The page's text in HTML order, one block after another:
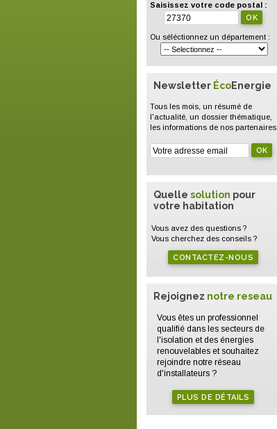
Saisissez votre code postal :
Ou séléctionnez un département :
Newsletter ÉcoEnergie
Tous les mois, un résumé de
l'actualité, un dossier thématique,
les informations de nos partenaires.
Quelle solution pour
votre habitation
Vous avez des questions ?
Vous cherchez des conseils ?
CONTACTEZ-NOUS
Rejoignez notre reseau
Vous êtes un professionnel
qualifié dans les secteurs de
l'isolation et des énergies
renouvelables et souhaitez
rejoindre notre réseau
d'installateurs ?
PLUS DE DÉTAILS